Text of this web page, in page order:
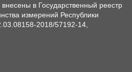
в Государственный реестр
измерений Республики
2018/57192-14,